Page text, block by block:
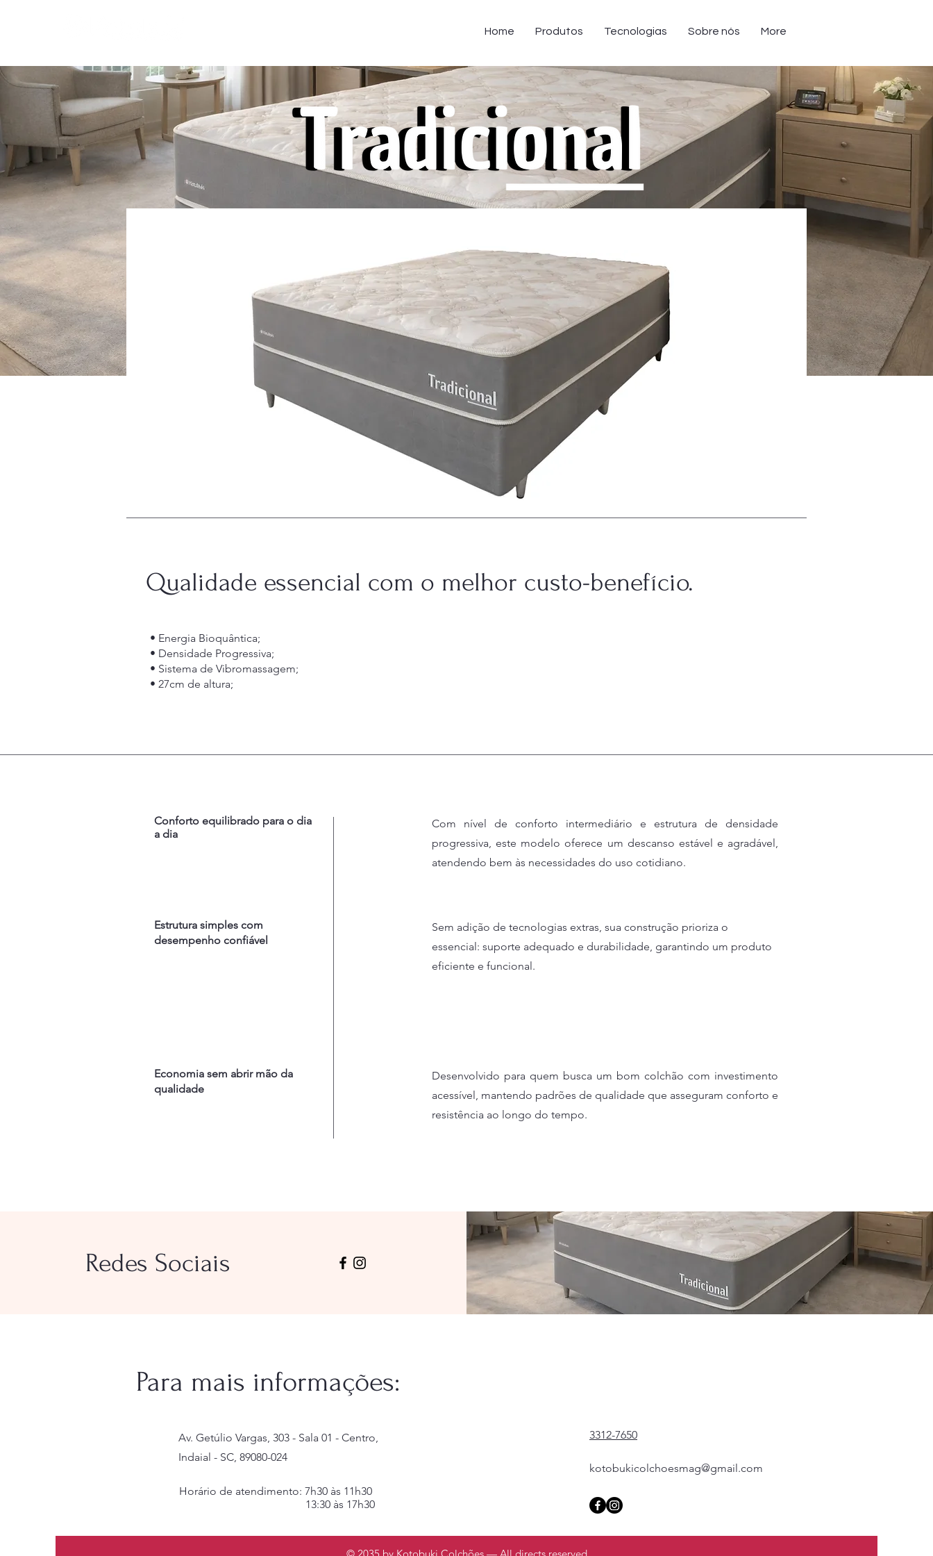
Home Produtos Tecnologias Sobre nós More
Qualidade essencial com o melhor custo-benefício.
• Energia Bioquântica;
• Densidade Progressiva;
• Sistema de Vibromassagem;
• 27cm de altura;
Conforto equilibrado para o dia
a dia
Estrutura simples com
desempenho confiável
Economia sem abrir mão da
qualidade
Com nível de conforto intermediário e estrutura de densidade
progressiva, este modelo oferece um descanso estável e agradável,
atendendo bem às necessidades do uso cotidiano.
Sem adição de tecnologias extras, sua construção prioriza o
essencial: suporte adequado e durabilidade, garantindo um produto
eficiente e funcional.
Desenvolvido para quem busca um bom colchão com investimento
acessível, mantendo padrões de qualidade que asseguram conforto e
resistência ao longo do tempo.
Redes Sociais
Para mais informações:
Av. Getúlio Vargas, 303 - Sala 01 - Centro,
Indaial - SC, 89080-024
Horário de atendimento: 7h30 às 11h30
13:30 às 17h30
3312-7650
kotobukicolchoesmag@gmail.com